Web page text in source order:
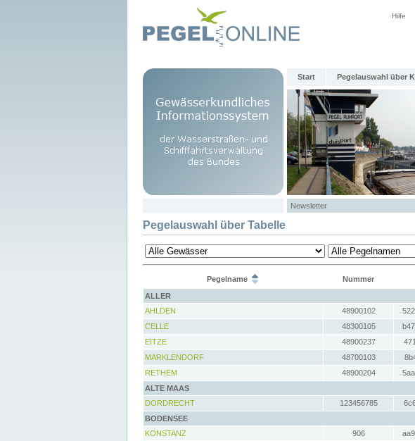
Hilfe
Start Pegelauswahl über
Newsletter
Pegelauswahl über Tabelle
Pegelname Nummer
ALLER
AHLDEN
48900102
CELLE
48300105
EITZE
48900237
MARKLENDORF
48700103
RETHEM
48900204
ALTE MAAS
DORDRECHT
123456785
BODENSEE
KONSTANZ
906